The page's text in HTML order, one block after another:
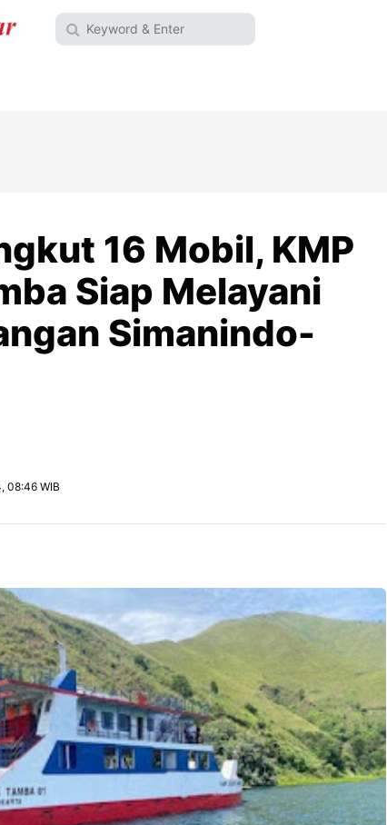
16 Mobil, KMP
Siap Melayani
Simanindo-
08:46 WIB